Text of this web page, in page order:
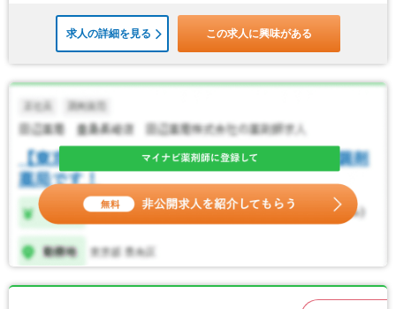
求人の詳細を見る この求人に興味がある